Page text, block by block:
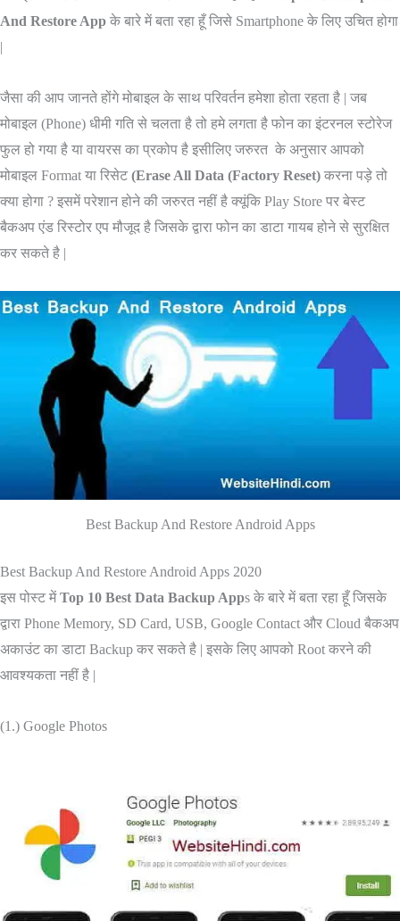
And Restore App के बारे में बता रहा हूँ जिसे Smartphone के लिए उचित होगा
|
जैसा की आप जानते होंगे मोबाइल के साथ परिवर्तन हमेशा होता रहता है | जब
मोबाइल (Phone) धीमी गति से चलता है तो हमे लगता है फोन का इंटरनल स्टोरेज
फुल हो गया है या वायरस का प्रकोप है इसीलिए जरुरत के अनुसार आपको
मोबाइल Format या रिसेट(Erase All Data (Factory Reset) करना पड़े तो
क्या होगा ? इसमें परेशान होने की जरुरत नहीं है क्यूंकि Play Store पर बेस्ट
बैकअप एंड रिस्टोर एप मौजूद है जिसके द्वारा फोन का डाटा गायब होने से सुरक्षित
कर सकते है |
Best Backup And Restore Android Apps
Best Backup And Restore Android Apps 2020
इस पोस्ट मेंTop 10 Best Data Backup Apps के बारे में बता रहा हूँ जिसके
द्वारा Phone Memory, SD Card, USB, Google Contact और Cloud बैकअप
अकाउंट का डाटा Backup कर सकते है | इसके लिए आपको Root करने की
आवश्यकता नहीं है |
(1.) Google Photos